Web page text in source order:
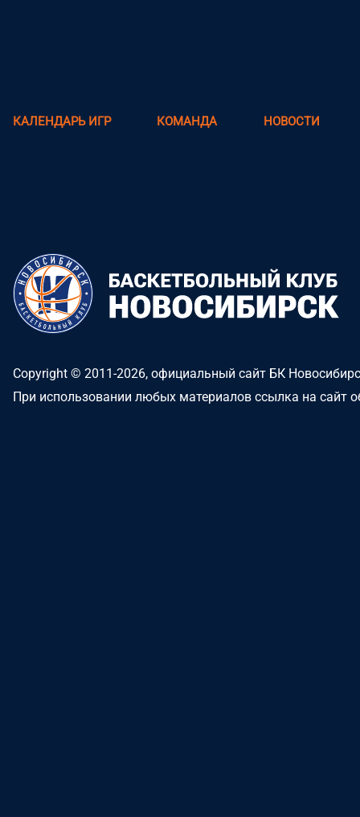
КАЛЕНДАРЬ ИГР КОМАНДА НОВОСТИ
Copyright © 2011-2026, официальный сайт БК
При использовании любых материалов ссылка на сайт